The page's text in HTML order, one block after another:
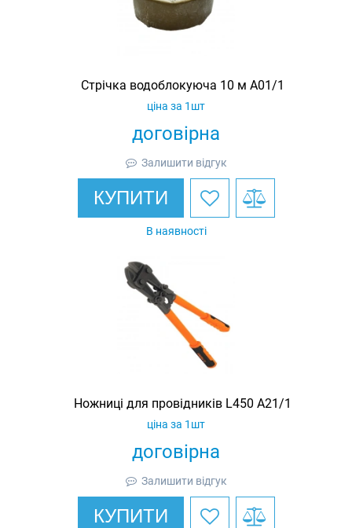
Стрічка водоблокуюча 10 м A01/1
договірна
ціна за 1шт
Залишити відгук
КУПИТИ
В наявності
Ножниці для провідників L450 A21/1
договірна
ціна за 1шт
Залишити відгук
КУПИТИ